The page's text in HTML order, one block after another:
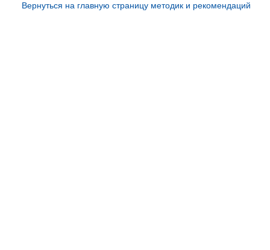
Вернуться на главную страницу методик и рекомендаций